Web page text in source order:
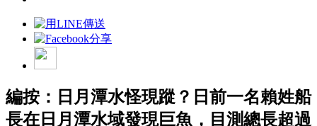
編按：日月潭水怪現蹤？日前一名賴姓船
長在日月潭水域發現巨魚，目測總長超過